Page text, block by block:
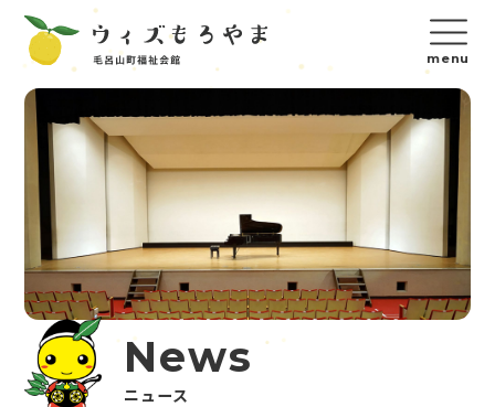
News
ニュース